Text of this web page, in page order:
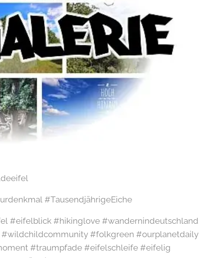
#TausendjährigeEiche
#eifelblick #hikinglove #wandernindeutschland
#folkgreen #ourplanetdaily
#traumpfade #eifelschleife #eifelig